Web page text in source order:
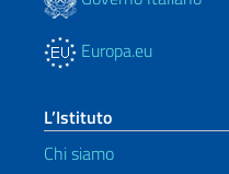
Europa.eu
L’Istituto
Chi siamo